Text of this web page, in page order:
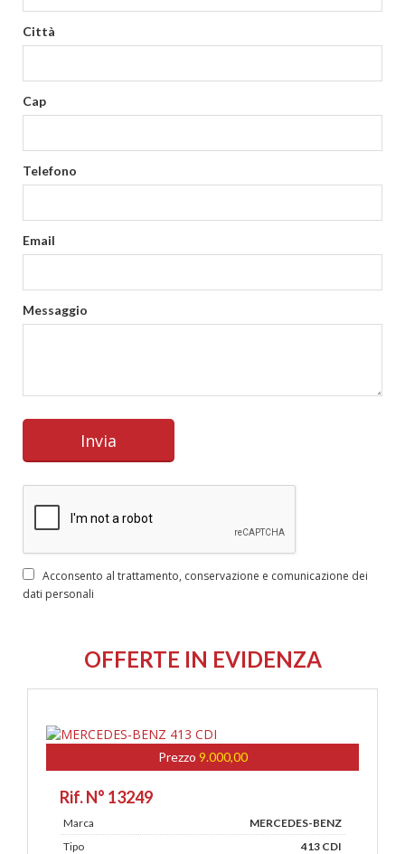
Città
Cap
Telefono
Email
Messaggio
Acconsento al trattamento, conservazione e comunicazione dei
dati personali
OFFERTE IN EVIDENZA
Prezzo 9.000,00
Rif. N° 13249
Marca
MERCEDES-BENZ
Tipo
413 CDI